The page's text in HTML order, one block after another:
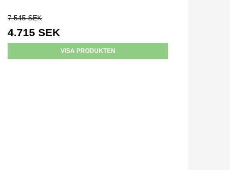
7.545 SEK
4.715 SEK
VISA PRODUKTEN